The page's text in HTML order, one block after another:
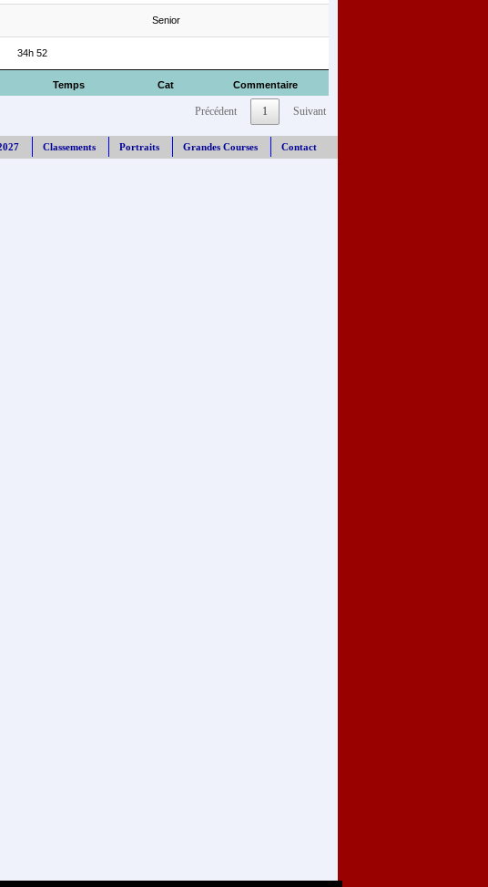
Temps Cat Commentaire
Senior
34h 52
Précédent 1 Suivant
Classements Portraits Grandes Courses Contact